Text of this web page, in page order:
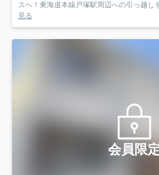
スへ！東海道本線戸塚駅周辺への引っ越し
見る
会員限